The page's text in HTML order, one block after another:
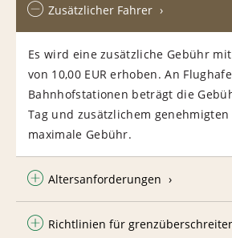
Zusätzlicher Fahrer
Es wird eine zusätzliche Gebühr
von 10,00 EUR erhoben. An
Bahnhofstationen beträgt die
Tag und zusätzlichem
maximale Gebühr.
Altersanforderungen
Richtlinien für